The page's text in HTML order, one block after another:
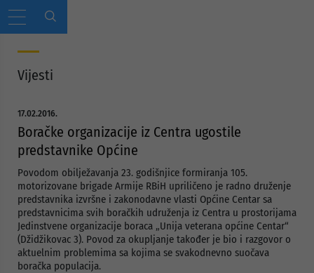
Vijesti
17.02.2016.
Boračke organizacije iz Centra ugostile
predstavnike Općine
Povodom obilježavanja 23. godišnjice formiranja 105.
motorizovane brigade Armije RBiH upriličeno je radno druženje
predstavnika izvršne i zakonodavne vlasti Općine Centar sa
predstavnicima svih boračkih udruženja iz Centra u prostorijama
Jedinstvene organizacije boraca „Unija veterana općine Centar“
(Džidžikovac 3). Povod za okupljanje također je bio i razgovor o
aktuelnim problemima sa kojima se svakodnevno suočava
boračka populacija.